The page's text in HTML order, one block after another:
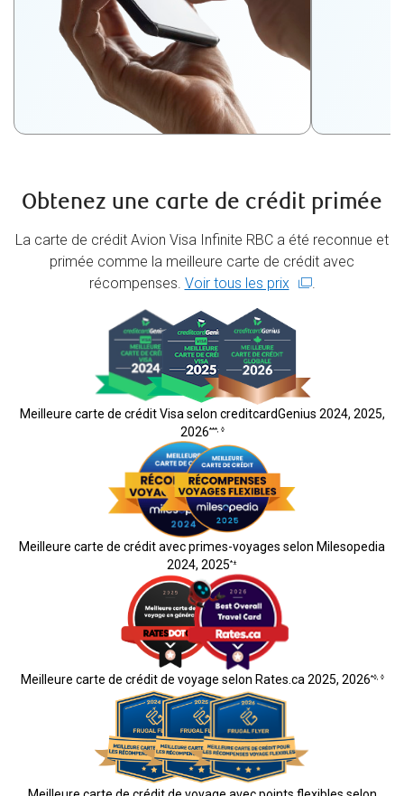
Obtenez une carte de crédit primée
La carte de crédit Avion Visa Infinite RBC a été reconnue et
primée comme la meilleure carte de crédit avec
récompenses. Voir tous les prix .
Meilleure carte de crédit Visa selon creditcardGenius 2024, 2025,
2026***, ◊
Meilleure carte de crédit avec primes-voyages selon Milesopedia
2024, 2025*±
Meilleure carte de crédit de voyage selon Rates.ca 2025, 2026*◊, ◊